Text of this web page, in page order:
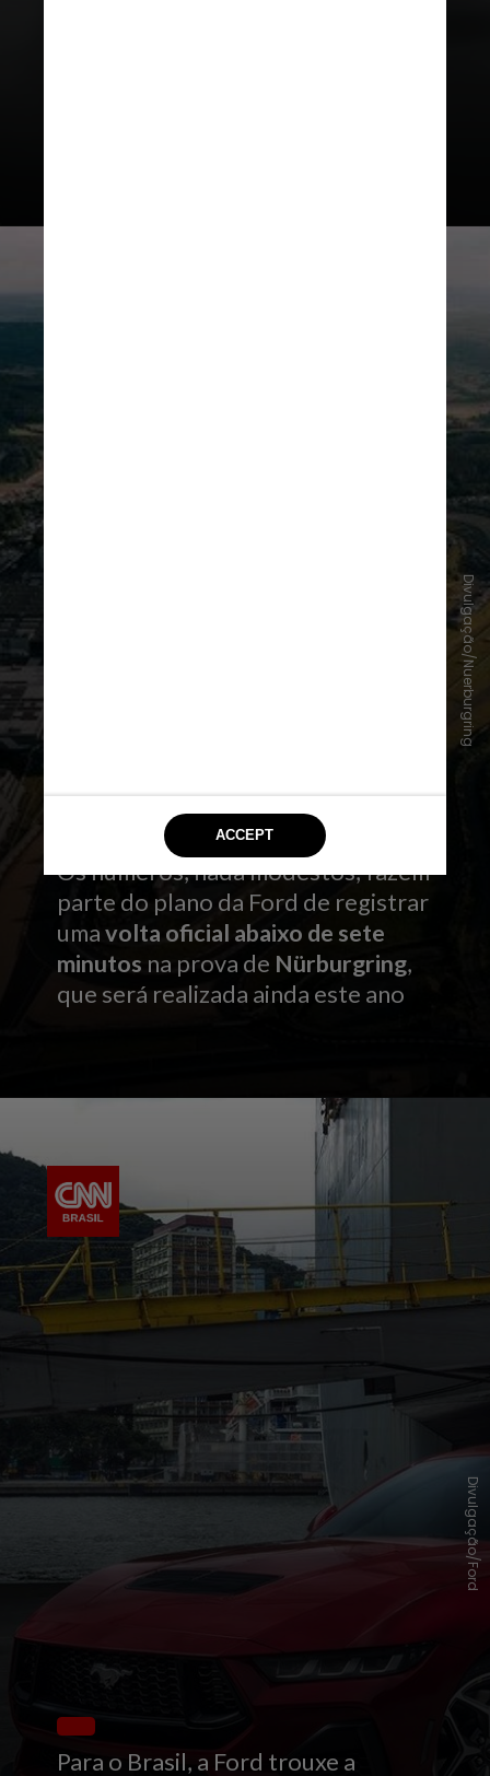
Os números, nada modestos, fazem
parte do plano da Ford de registrar
umavolta oficial abaixo de sete
minutos na prova de Nürburgring,
que será realizada ainda este ano
Divulgação/Nuerburgring
Para o Brasil, a Ford trouxe a
Divulgação/Ford